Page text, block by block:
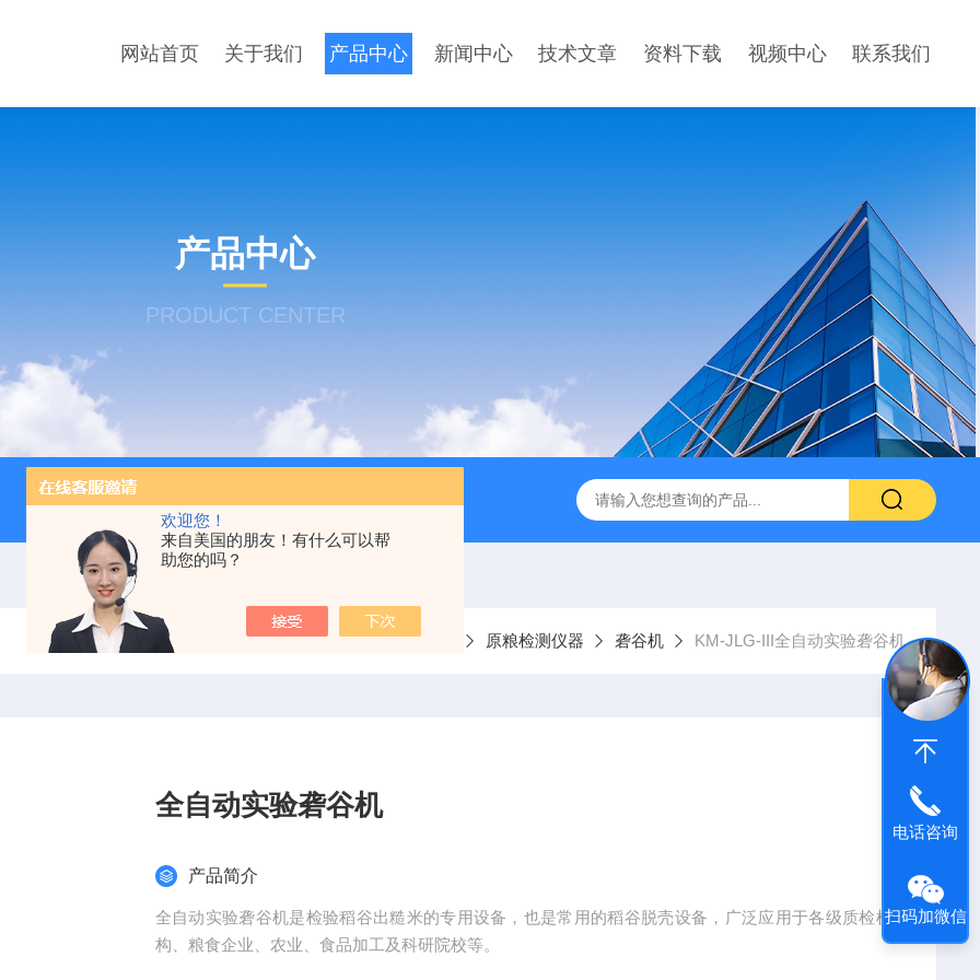
欢迎您！
来自美国的朋友！有什么可以帮
助您的吗？
网站首页 关于我们 产品中心 新闻中心 技术文章 资料下载 视频中心 联系我们
产品中心
PRODUCT CENTER
当前位置：首页 产品中心 原粮检测仪器 砻谷机 KM-JLG-III全自动实验砻谷机
全自动实验砻谷机
产品简介
全自动实验砻谷机是检验稻谷出糙米的专用设备，也是常用的稻谷脱壳设备，广泛应用于各级质检机
构、粮食企业、农业、食品加工及科研院校等。
电话咨询
扫码加微信